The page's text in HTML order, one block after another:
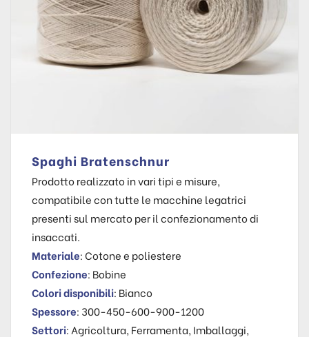
Spaghi Bratenschnur
Prodotto realizzato in vari tipi e misure,
compatibile con tutte le macchine legatrici
presenti sul mercato per il confezionamento di
insaccati.
Materiale: Cotone e poliestere
Confezione: Bobine
Colori disponibili: Bianco
Spessore: 300-450-600-900-1200
Settori: Agricoltura, Ferramenta, Imballaggi,